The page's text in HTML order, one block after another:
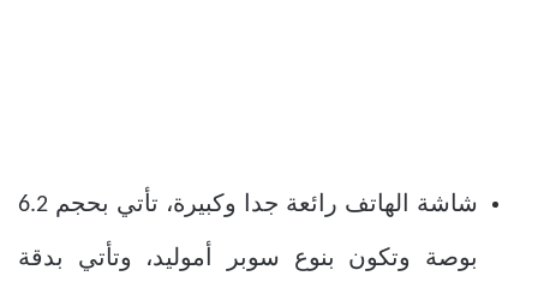
شاشة الهاتف رائعة جدا وكبيرة، تأتي بحجم 6.2
بوصة وتكون بنوع سوبر أموليد، وتأتي بدقة